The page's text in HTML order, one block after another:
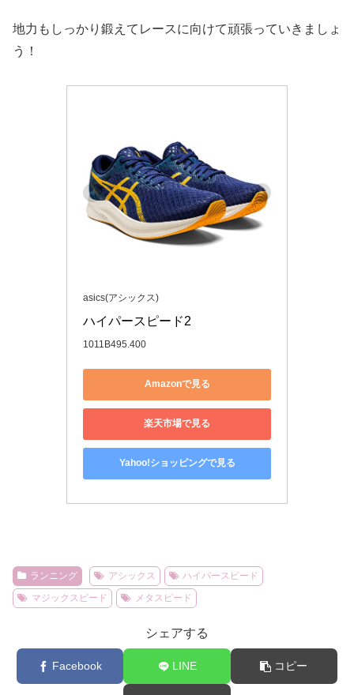
地力もしっかり鍛えてレースに向けて頑張っていきましょ
う！
asics(アシックス)
ハイパースピード2
1011B495.400
Amazonで見る
楽天市場で見る
Yahoo!ショッピングで見る
ランニング アシックス
ハイパースピード
マジックスピード
メタスピード
シェアする
Facebook LINE コピー